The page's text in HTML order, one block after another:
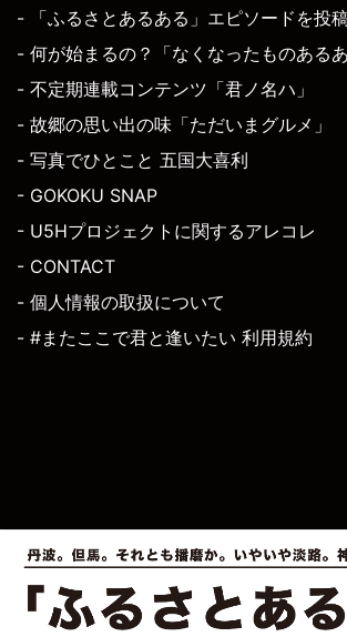
- 「ふるさとあるある」エピソードを投
- 何が始まるの？「なくなったものあるあ
- 不定期連載コンテンツ「君ノ名ハ」
- 故郷の思い出の味「ただいまグルメ」
- 写真でひとこと 五国大喜利
- GOKOKU SNAP
- U5Hプロジェクトに関するアレコレ
- CONTACT
- 個人情報の取扱について
- #またここで君と逢いたい 利用規約